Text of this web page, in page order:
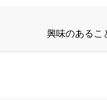
興味のあるこ